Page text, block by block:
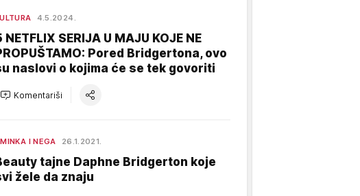
4.5.2024.
NETFLIX SERIJA U MAJU KOJE NE
Pored Bridgertona, ovo
naslovi o kojima će se tek govoriti
Komentariši
I NEGA 26.1.2021.
tajne Daphne Bridgerton koje
žele da znaju